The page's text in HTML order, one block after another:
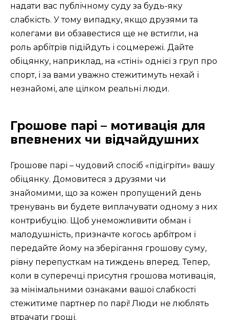
надати вас публічному суду за будь-яку
слабкість. У тому випадку, якщо друзями та
колегами ви обзавестися ще не встигли, на
роль арбітрів підійдуть і соцмережі. Дайте
обіцянку, наприклад, на «стіні» однієї з груп про
спорт, і за вами уважно стежитимуть нехай і
незнайомі, але цілком реальні люди.
Грошове парі – мотивація для
впевнених чи відчайдушних
Грошове парі – чудовий спосіб «підігріти» вашу
обіцянку. Домовитеся з друзями чи
знайомими, що за кожен пропущений день
тренувань ви будете виплачувати одному з них
контрибуцію. Щоб унеможливити обман і
малодушність, призначте когось арбітром і
передайте йому на зберігання грошову суму,
рівну перепусткам на тиждень вперед. Тепер,
коли в суперечці присутня грошова мотивація,
за мінімальними ознаками вашої слабкості
стежитиме партнер по парі! Люди не люблять
втрачати гроші.